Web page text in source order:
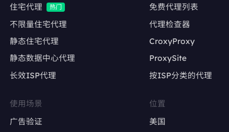
内容发布与互动
自动化发帖、点赞、评论，模拟真实用户行为
避免因IP变动导致账号被限流或封禁
Google Ads、Facebook Ads等广告平台的多
账户操作
住宅代理
热门
不限量住宅代理
静态住宅代理
静态数据中心代理
长效ISP代理
免费代理列表
代理检查器
CroxyProxy
ProxySite
按ISP分类的代理
使用场景
广告验证
位置
美国